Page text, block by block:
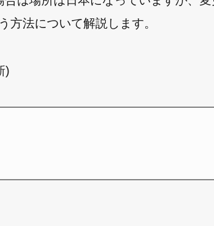
方法について解説します。
)